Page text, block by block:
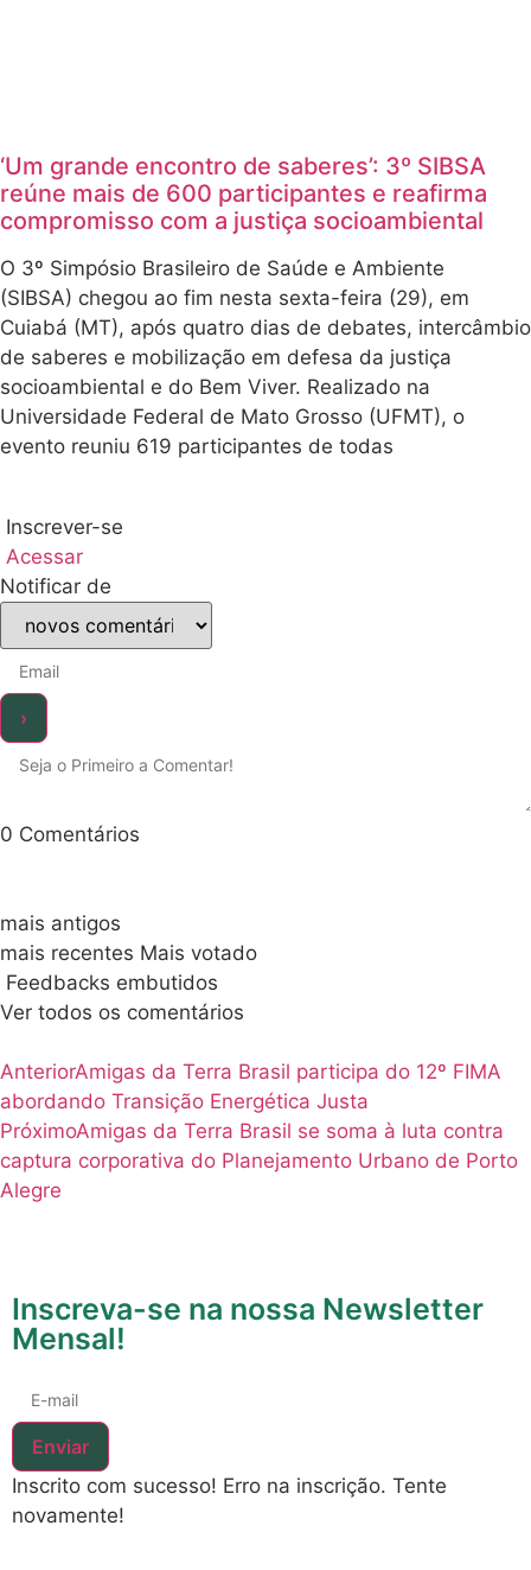
‘Um grande encontro de saberes’: 3º SIBSA
reúne mais de 600 participantes e reafirma
compromisso com a justiça socioambiental
O 3º Simpósio Brasileiro de Saúde e Ambiente
(SIBSA) chegou ao fim nesta sexta-feira (29), em
Cuiabá (MT), após quatro dias de debates, intercâmbio
de saberes e mobilização em defesa da justiça
socioambiental e do Bem Viver. Realizado na
Universidade Federal de Mato Grosso (UFMT), o
evento reuniu 619 participantes de todas
Inscrever-se
Acessar
Notificar de
0 Comentários
mais antigos
mais recentes Mais votado
Feedbacks embutidos
Ver todos os comentários
AnteriorAmigas da Terra Brasil participa do 12º FIMA
abordando Transição Energética Justa
PróximoAmigas da Terra Brasil se soma à luta contra
captura corporativa do Planejamento Urbano de Porto
Alegre
Inscreva-se na nossa Newsletter
Mensal!
Enviar
Inscrito com sucesso! Erro na inscrição. Tente
novamente!